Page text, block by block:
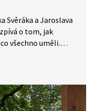
Svěráka a Jaroslava
o tom, jak
všechno uměli.